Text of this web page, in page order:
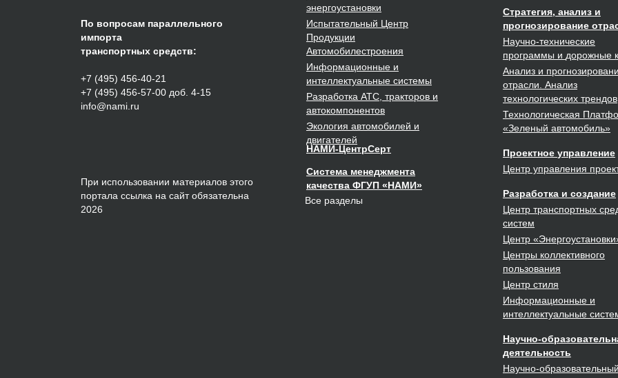
По вопросам параллельного
импорта
транспортных средств:
+7 (495) 456-40-21
+7 (495) 456-57-00 доб. 4-15
info@nami.ru
При использовании материалов этого
портала ссылка на сайт обязательна
2026
энергоустановки
Испытательный Центр
Продукции
Автомобилестроения
Информационные и
интеллектуальные системы
Разработка АТС, тракторов и
автокомпонентов
Экология автомобилей и
двигателей
НАМИ-ЦентрСерт
Система менеджмента
качества ФГУП «НАМИ»
Все разделы
Стратегия, анализ и
прогнозирование
Научно-технические
программы и дорожные
Анализ и
отрасли. Анализ
технологических трендов
Технологическая
«Зеленый автомобиль»
Проектное управление
Центр управления
Разработка и создание
Центр транспортных
систем
Центр
Центры коллективного
пользования
Центр стиля
Информационные и
интеллектуальные
Научно-
деятельность
Научно-образовательный